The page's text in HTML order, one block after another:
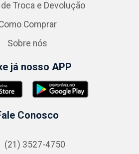
Troca e Devolução
Comprar
Sobre nós
já nosso APP
Conosco
(21) 3527-4750